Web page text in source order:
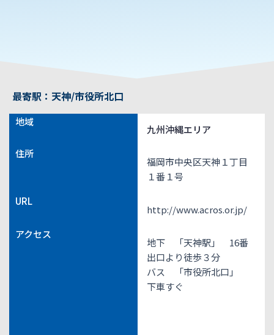
最寄駅：天神/市役所北口
地域
九州沖縄エリア
住所
福岡市中央区天神１丁目
１番１号
URL
http://www.acros.or.jp/
アクセス
地下 「天神駅」 16番
出口より徒歩３分
バス 「市役所北口」
下車すぐ